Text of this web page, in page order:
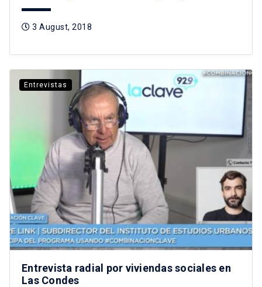
3 August, 2018
Entrevistas
Entrevista radial por viviendas sociales en
Las Condes